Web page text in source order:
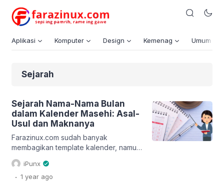
Aplikasi Komputer Design Kemenag Umum
Sejarah
Sejarah Nama-Nama Bulan
dalam Kalender Masehi: Asal-
Usul dan Maknanya
Farazinux.com sudah banyak
membagikan template kalender, namun
tahukah anda bagaimana asal-usul
nama-nama bulan dalam kalender
masehi? Yuk kita kepoin bersama
iPunx
. 1 year ago